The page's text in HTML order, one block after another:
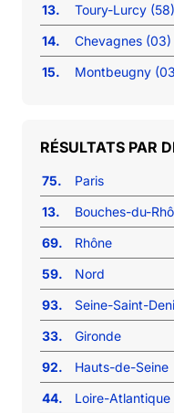
13.
Toury-Lurcy (58)
14.
Chevagnes (03)
15.
Montbeugny
RÉSULTATS PAR
75.
Paris
13.
Bouches-du-
69.
Rhône
59.
Nord
93.
Seine-Saint-
33.
Gironde
92.
Hauts-de-Seine
44.
Loire-Atlantique